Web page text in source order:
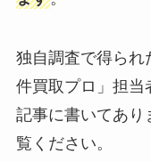
独自調査で得られ
件買取プロ」担当
記事に書いてあり
覧ください。